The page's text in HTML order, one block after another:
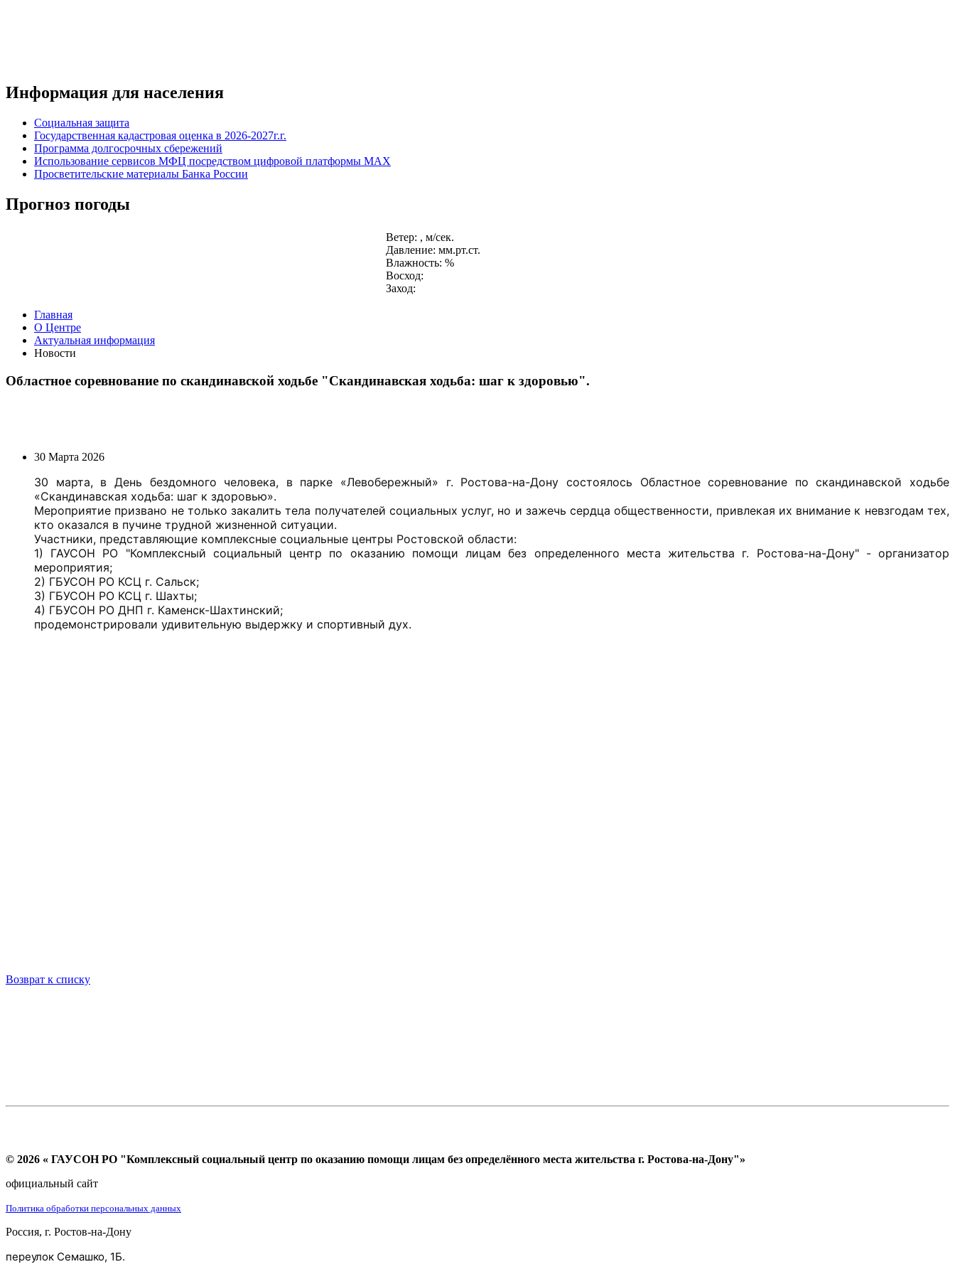
Информация для населения
Социальная защита
Государственная кадастровая оценка в 2026-2027г.г.
Программа долгосрочных сбережений
Использование сервисов МФЦ посредством цифровой платформы MAX
Просветительские материалы Банка России
Прогноз погоды
Ветер: , м/сек.
Давление: мм.рт.ст.
Влажность: %
Восход:
Заход:
Главная
О Центре
Актуальная информация
Новости
Областное соревнование по скандинавской ходьбе "Скандинавская ходьба: шаг к здоровью".
30 Марта 2026
30 марта, в День бездомного человека, в парке «Левобережный» г. Ростова-на-Дону состоялось Областное соревнование по скандинавской ходьбе
«Скандинавская ходьба: шаг к здоровью».
Мероприятие призвано не только закалить тела получателей социальных услуг, но и зажечь сердца общественности, привлекая их внимание к невзгодам тех,
кто оказался в пучине трудной жизненной ситуации.
Участники, представляющие комплексные социальные центры Ростовской области:
1) ГАУСОН РО "Комплексный социальный центр по оказанию помощи лицам без определенного места жительства г. Ростова-на-Дону" - организатор
мероприятия;
2) ГБУСОН РО КСЦ г. Сальск;
3) ГБУСОН РО КСЦ г. Шахты;
4) ГБУСОН РО ДНП г. Каменск-Шахтинский;
продемонстрировали удивительную выдержку и спортивный дух.
Возврат к списку
© 2026 « ГАУСОН РО "Комплексный социальный центр по оказанию помощи лицам без определённого места жительства г. Ростова-на-Дону"»
официальный сайт
Политика обработки персональных данных
Россия, г. Ростов-на-Дону
переулок Семашко, 1Б.